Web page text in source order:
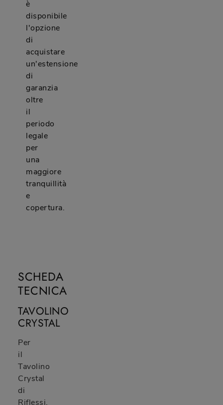
è
disponibile
l'opzione
di
acquistare
un'estensione
di
garanzia
oltre
il
periodo
legale
per
una
maggiore
tranquillità
e
copertura.
SCHEDA
TECNICA
TAVOLINO
CRYSTAL
Per
il
Tavolino
Crystal
di
Riflessi,